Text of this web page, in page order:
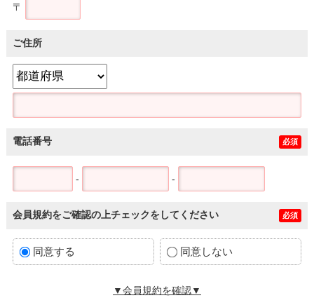
〒
ご住所
電話番号 必須
- -
会員規約をご確認の上チェックをしてください 必須
同意する 同意しない
▼会員規約を確認▼